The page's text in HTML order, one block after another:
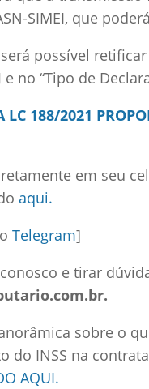
SIMEI, que
possível retificar
no “Tipo de
LC 188/2021
em seu
aqui.
Telegram]
e tirar
sobre o
do INSS na
AQUI.